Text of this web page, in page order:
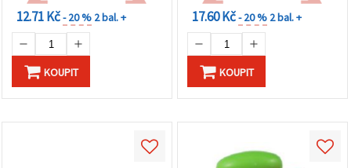
12.71 Kč- 20 % 2 bal. +
KOUPIT
17.60 Kč- 20 % 2 bal. +
KOUPIT